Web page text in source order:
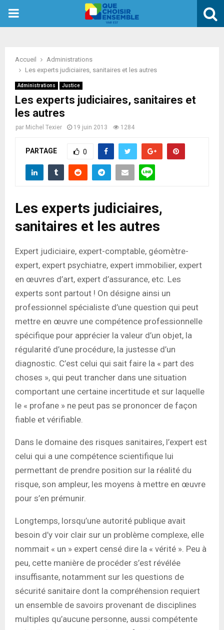
PRIMARY
Accueil
Administrations
Les experts judiciaires, sanitaires et les autres
Administrations Justice
Les experts judiciaires, sanitaires et
les autres
par Michel Texier 19 juin 2013 1284
PARTAGE 0
Les experts judiciaires,
sanitaires et les autres
Expert judiciaire, expert-comptable, géomètre-
expert, expert psychiatre, expert immobilier, expert
en œuvres d’art, expert d’assurance, etc. Les
experts sont partout ! On désigne ainsi un
professionnel spécialiste d’une question qui peut
mettre en œuvre une compétence professionnelle
spécifique pour apprécier la valeur d’un objet, la
régularité d’une procédure, la justesse d’un
diagnostic. C’est celui qui sait faire la « part des
choses », qui peut trancher dans une situation
comportant une certaine incertitude et sur laquelle
le « profane » ne peut pas se prononcer de façon
fiable et vérifiable.
Dans le domaine des risques sanitaires, l’expert est
celui qui a une compétence scientifique lui
permettant de prendre position sur la réalité du
risque, son ampleur, les moyens à mettre en œuvre
pour s’en prémunir.
Longtemps, lorsqu’une autorité publique avait
besoin d’y voir clair sur un problème complexe, elle
nommait « un » expert censé dire la « vérité ». Peu à
peu, cette manière de procéder s’est révélée
insuffisante, notamment sur les questions de
sécurité sanitaire dont la compréhension requiert
un ensemble de savoirs provenant de disciplines
multiples qu’aucune personne, aussi compétente